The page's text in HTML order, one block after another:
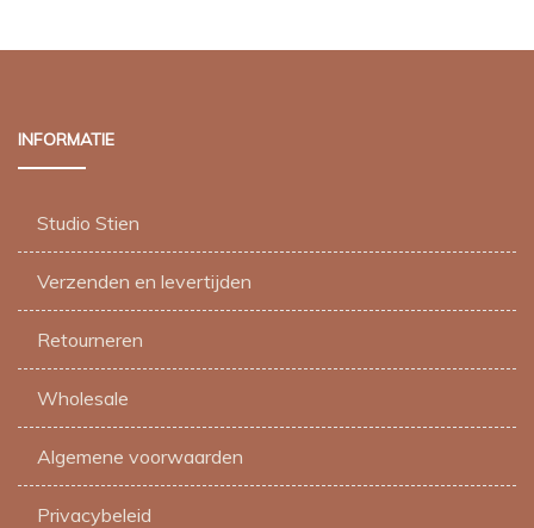
INFORMATIE
Studio Stien
Verzenden en levertijden
Retourneren
Wholesale
Algemene voorwaarden
Privacybeleid